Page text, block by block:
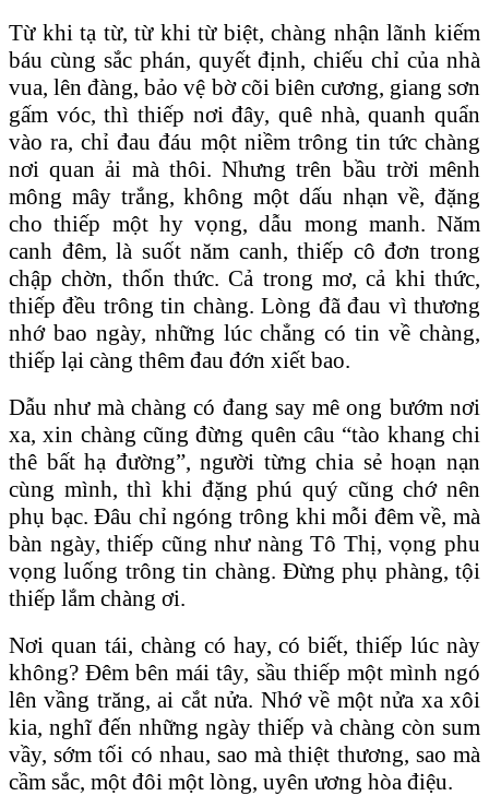
Từ khi tạ từ, từ khi từ biệt, chàng nhận lãnh kiếm
báu cùng sắc phán, quyết định, chiếu chỉ của nhà
vua, lên đàng, bảo vệ bờ cõi biên cương, giang sơn
gấm vóc, thì thiếp nơi đây, quê nhà, quanh quẩn
vào ra, chỉ đau đáu một niềm trông tin tức chàng
nơi quan ải mà thôi. Nhưng trên bầu trời mênh
mông mây trắng, không một dấu nhạn về, đặng
cho thiếp một hy vọng, dẫu mong manh. Năm
canh đêm, là suốt năm canh, thiếp cô đơn trong
chập chờn, thổn thức. Cả trong mơ, cả khi thức,
thiếp đều trông tin chàng. Lòng đã đau vì thương
nhớ bao ngày, những lúc chẳng có tin về chàng,
thiếp lại càng thêm đau đớn xiết bao.
Dẫu như mà chàng có đang say mê ong bướm nơi
xa, xin chàng cũng đừng quên câu “tào khang chi
thê bất hạ đường”, người từng chia sẻ hoạn nạn
cùng mình, thì khi đặng phú quý cũng chớ nên
phụ bạc. Đâu chỉ ngóng trông khi mỗi đêm về, mà
bàn ngày, thiếp cũng như nàng Tô Thị, vọng phu
vọng luống trông tin chàng. Đừng phụ phàng, tội
thiếp lắm chàng ơi.
Nơi quan tái, chàng có hay, có biết, thiếp lúc này
không? Đêm bên mái tây, sầu thiếp một mình ngó
lên vầng trăng, ai cắt nửa. Nhớ về một nửa xa xôi
kia, nghĩ đến những ngày thiếp và chàng còn sum
vầy, sớm tối có nhau, sao mà thiệt thương, sao mà
cầm sắc, một đôi một lòng, uyên ương hòa điệu.